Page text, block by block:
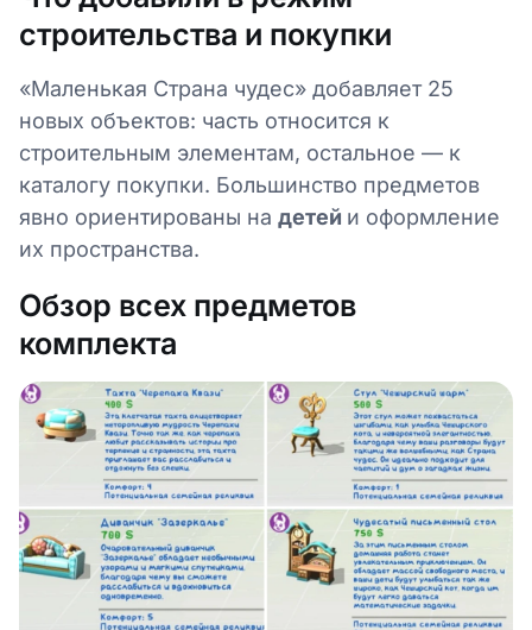
строительства и покупки
«Маленькая Страна чудес» добавляет 25
новых объектов: часть относится к
строительным элементам, остальное — к
каталогу покупки. Большинство предметов
явно ориентированы на детей и оформление
их пространства.
Обзор всех предметов
комплекта